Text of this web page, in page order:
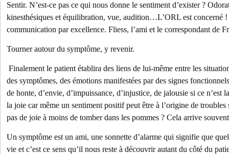
Sentir. N’est-ce pas ce qui nous donne le sentiment d’exister ?
kinesthésiques et équilibration, vue, audition…L’ORL est concerné !
communication par excellence. Fliess, l’ami et le correspondant de
autour du symptôme, y revenir.
Finalement le patient établira des liens de lui-même entre les
des symptômes, des émotions manifestées par des signes
de honte, d’envie, d’impuissance, d’injustice, de jalousie si ce n’est
la joie car même un sentiment positif peut être à l’origine de
pas de joie à moins de tomber dans les pommes ? Cela arrive
Un symptôme est un ami, une sonnette d’alarme qui signifie que
vie et c’est ce sens qu’il nous reste à découvrir autant du côté du